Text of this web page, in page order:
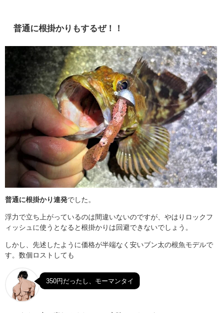
普通に根掛かりもするぜ！！
普通に根掛かり連発でした。
浮力で立ち上がっているのは間違いないのですが、やはりロックフ
ィッシュに使うとなると根掛かりは回避できないでしょう。
しかし、先述したように価格が半端なく安いブン太の根魚モデルで
す。数個ロストしても
350円だったし、モーマンタイ